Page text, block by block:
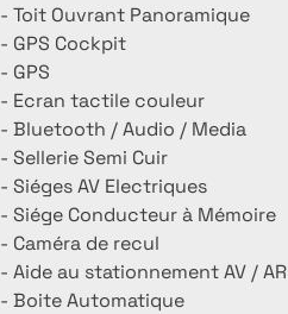
- Toit Ouvrant Panoramique
- GPS Cockpit
- GPS
- Ecran tactile couleur
- Bluetooth / Audio / Media
- Sellerie Semi Cuir
- Siéges AV Electriques
- Siége Conducteur à Mémoire
- Caméra de recul
- Aide au stationnement AV / AR
- Boite Automatique